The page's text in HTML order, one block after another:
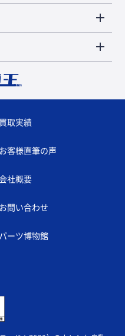
買取実績
お客様直筆の声
社概要
お問い合わせ
パーツ博物館